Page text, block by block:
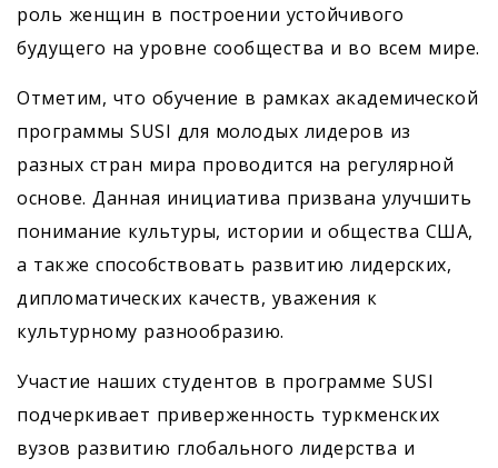
роль женщин в построении устойчивого
будущего на уровне сообщества и во всем мире.
Отметим, что обучение в рамках академической
программы SUSI для молодых лидеров из
разных стран мира проводится на регулярной
основе. Данная инициатива призвана улучшить
понимание культуры, истории и общества США,
а также способствовать развитию лидерских,
дипломатических качеств, уважения к
культурному разнообразию.
Участие наших студентов в программе SUSI
подчеркивает приверженность туркменских
вузов развитию глобального лидерства и